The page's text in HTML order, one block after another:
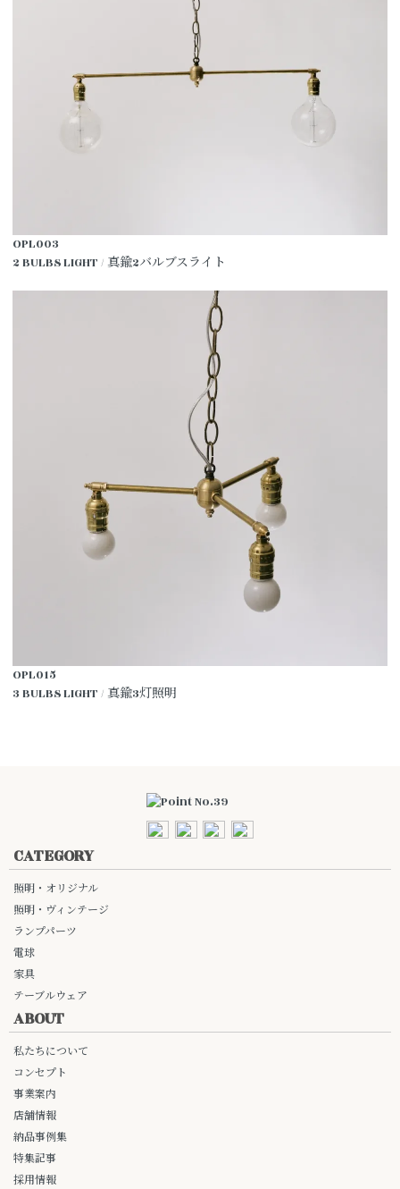
OPL003
2 BULBS LIGHT / 真鍮2バルブスライト
OPL015
3 BULBS LIGHT / 真鍮3灯照明
CATEGORY
照明・オリジナル
照明・ヴィンテージ
ランプパーツ
電球
家具
テーブルウェア
ABOUT
私たちについて
コンセプト
事業案内
店舗情報
納品事例集
特集記事
採用情報